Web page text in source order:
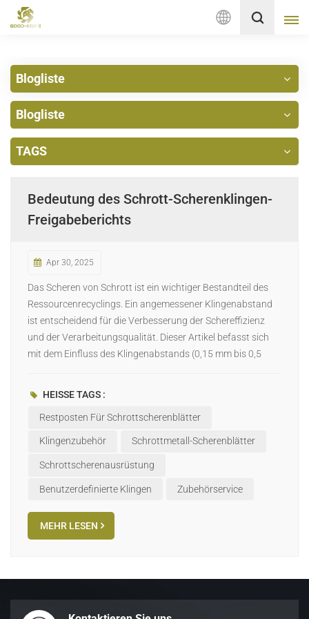
Deutsch
italiano
العربية
日本語
Indonesia
Blogliste
Blogliste
TAGS
Bedeutung des Schrott-Scherenklingen-
Freigabeberichts
Apr 30, 2025
Das Scheren von Schrott ist ein wichtiger Bestandteil des
Ressourcenrecyclings. Ein angemessener Klingenabstand
ist entscheidend für die Verbesserung der Schereffizienz
und der Verarbeitungsqualität. Dieser Artikel befasst sich
mit dem Einfluss des Klingenabstands (0,15 mm bis 0,5
zwischen zwei Messern und beeinflusst direkt die
Scherkraft, den Metallbruch und die Scherqualität. Ein zu
während ein zu großer Spalt die Scherleistung und die
Recyclingqualität beeinträchtigt. Einfluss des Klingenspalts
Effizienz zu verbessern. Ein zu kleiner oder zu großer
die Reinheit der recycelten Materialien verbessern. Einfluss
HEISSE TAGS :
Restposten Für Schrottscherenblätter
Klingenzubehör Schrottmetall-Scherenblätter
Schrottscherenausrüstung
Benutzerdefinierte Klingen Zubehörservice
MEHR LESEN